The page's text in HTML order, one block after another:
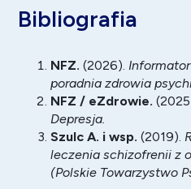
Bibliografia
NFZ. (2026).
poradnia zdrowia
NFZ / eZdrowie.
Depresja.
Szulc A. i wsp. (2019).
leczenia schizofrenii z
(Polskie Towarzystwo